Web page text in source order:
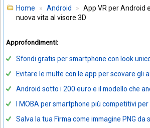
Home Android
App VR per Android
nuova vita al visore 3D
Approfondimenti:
Sfondi gratis per smartphone con look
Evitare le multe con le app per scovare gli
Android sotto i 200 euro e il modello che
I MOBA per smartphone più competitivi
Salva la tua Firma come immagine PNG da